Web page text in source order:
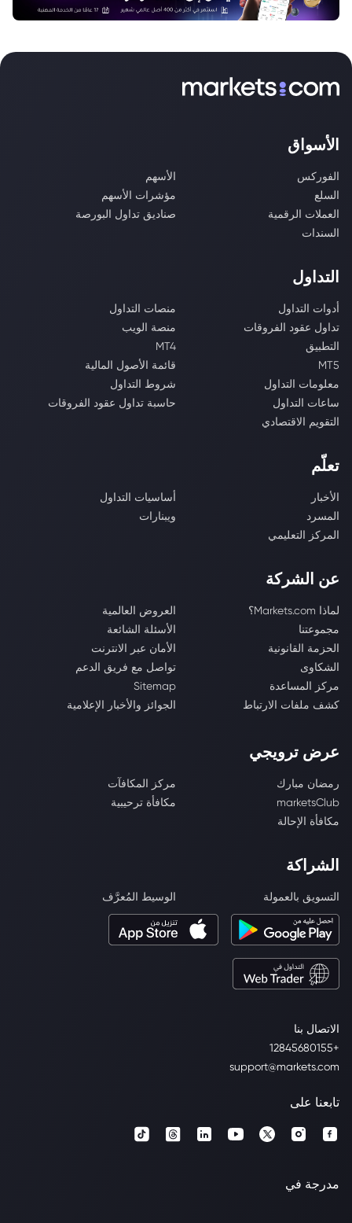
الاتصال بنا
+12845680155
support@markets.com
الأسواق
الفوركس
الأسهم
السلع
مؤشرات الأسهم
العملات الرقمية
صناديق تداول البورصة
السندات
التداول
أدوات التداول
منصات التداول
تداول عقود الفروقات
منصة الويب
التطبيق
MT4
MT5
قائمة الأصول المالية
معلومات التداول
شروط التداول
ساعات التداول
حاسبة تداول عقود الفروقات
التقويم الاقتصادي
تعلّم
الأخبار
أساسيات التداول
المسرد
ويبنارات
المركز التعليمي
عن الشركة
لماذا Markets.com؟
العروض العالمية
مجموعتنا
الأسئلة الشائعة
الحزمة القانونية
الأمان عبر الانترنت
الشكاوى
تواصل مع فريق الدعم
مركز المساعدة
Sitemap
كشف ملفات الارتباط
الجوائز والأخبار الإعلامية
عرض ترويجي
رمضان مبارك
مركز المكافآت
marketsClub
مكافأة ترحيبية
مكافأة الإحالة
الشراكة
التسويق بالعمولة الوسيط المُعرَّف
تابعنا على
مدرجة في